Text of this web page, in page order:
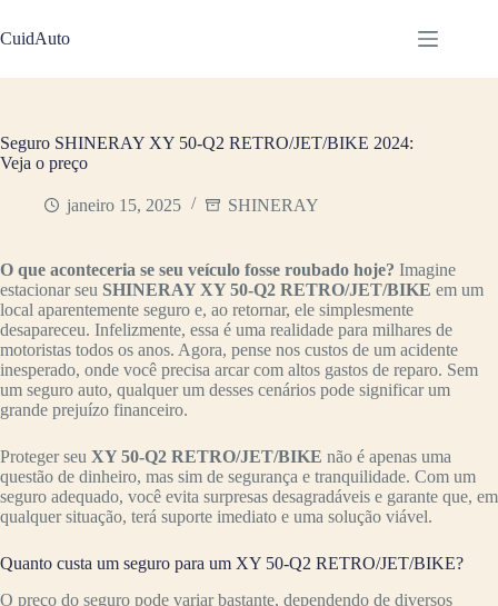
para
o
CuidAuto
Seguro SHINERAY XY 50-Q2 RETRO/JET/BIKE 2024:
Veja o preço
janeiro 15, 2025 SHINERAY
O que aconteceria se seu veículo fosse roubado hoje? Imagine
estacionar seu SHINERAY XY 50-Q2 RETRO/JET/BIKE em um
local aparentemente seguro e, ao retornar, ele simplesmente
desapareceu. Infelizmente, essa é uma realidade para milhares de
motoristas todos os anos. Agora, pense nos custos de um acidente
inesperado, onde você precisa arcar com altos gastos de reparo. Sem
um seguro auto, qualquer um desses cenários pode significar um
grande prejuízo financeiro.
Proteger seu XY 50-Q2 RETRO/JET/BIKE não é apenas uma
questão de dinheiro, mas sim de segurança e tranquilidade. Com um
seguro adequado, você evita surpresas desagradáveis e garante que, em
qualquer situação, terá suporte imediato e uma solução viável.
Quanto custa um seguro para um XY 50-Q2 RETRO/JET/BIKE?
O preço do seguro pode variar bastante, dependendo de diversos